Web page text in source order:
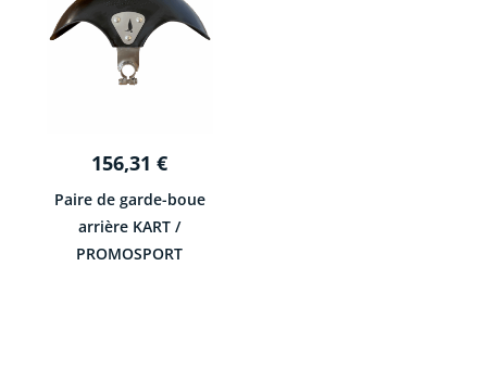
156,31€
Paire de garde-boue
arrière KART /
PROMOSPORT